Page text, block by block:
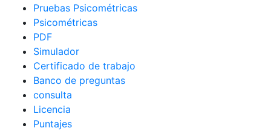
Pruebas Psicométricas
Psicométricas
PDF
Simulador
Certificado de trabajo
Banco de preguntas
consulta
Licencia
Puntajes